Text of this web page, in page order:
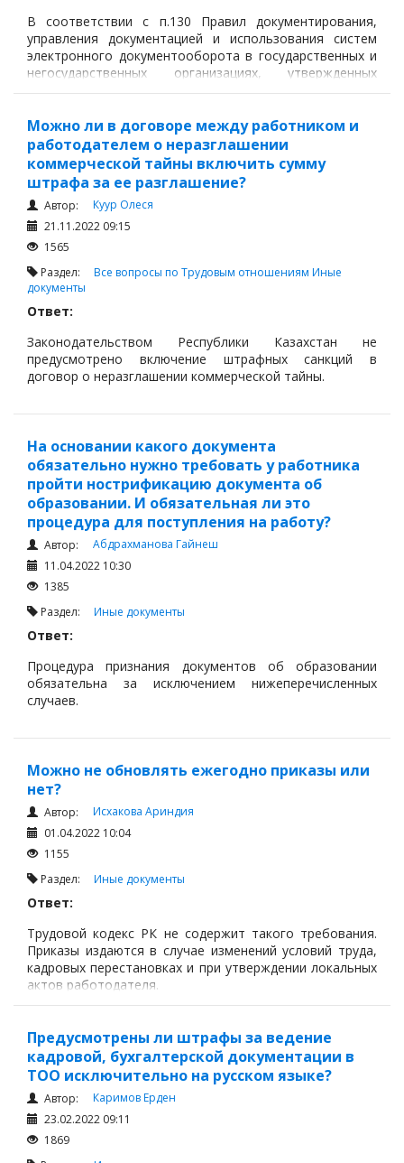
переподготовка и повышение квалификации
Материальная ответственность сторон
Оформление больничных листов
Оформление дисциплинарных проступков и
применение дисциплинарных взысканий
Несчастные случаи на производстве
Должностные инструкции
Трудовые споры и согласительная комиссия
Оформление простоя в организации
Аттестация работников
Обязательные пенсионные взносы
Перевод работника
Трудовые отношения 2007
Дополнительный отпуск
Корпоративные отношения
Договоры
Проверка государственных органов
Взыскание долга
Государственные закупки
Предварительный квалификационный отбор «Самрук-
Қазына» (ПКО)
Некоммерческие организации
Лицензирование (разрешения и уведомления)
Исполнительное производство
Судопроизводство
Ответы государственных органов
В соответствии с п.130 Правил документирования,
управления документацией и использования систем
электронного документооборота в государственных и
негосударственных организациях, утвержденных
Постановлением Правительства Республики Казахстан
Правила документирования), при составлении
номенклатуры дел руководствуются учредительными
документами,
Можно ли в договоре между работником и
работодателем о неразглашении
коммерческой тайны включить сумму
штрафа за ее разглашение?
Автор:
Куур Олеся
21.11.2022 09:15
1565
Раздел: Все вопросы по Трудовым отношениям Иные
документы
Ответ:
Законодательством Республики Казахстан не
предусмотрено включение штрафных санкций в
договор о неразглашении коммерческой тайны.
статьей 29 Трудового Кодекса Республики Казахстан:
На основании какого документа
обязательно нужно требовать у работника
пройти нострификацию документа об
образовании. И обязательная ли это
процедура для поступления на работу?
Автор:
Абдрахманова Гайнеш
11.04.2022 10:30
1385
Раздел: Иные документы
Ответ:
Процедура признания документов об образовании
обязательна за исключением нижеперечисленных
случаев.
это официальное подтверждение документов об
образовании, выданных зарубежными организациями
образования, в том числе их филиалами, а также
научными центрами и лабораториями.
Можно не обновлять ежегодно приказы или
нет?
Автор:
Исхакова Ариндия
01.04.2022 10:04
1155
Раздел: Иные документы
Ответ:
Трудовой кодекс РК не содержит такого требования.
Приказы издаются в случае изменений условий труда,
кадровых перестановках и при утверждении локальных
актов работодателя.
Предусмотрены ли штрафы за ведение
кадровой, бухгалтерской документации в
ТОО исключительно на русском языке?
Автор:
Каримов Ерден
23.02.2022 09:11
1869